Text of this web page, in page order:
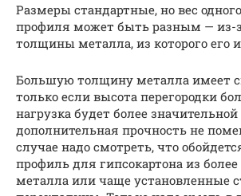
Размеры стандартные, но вес
профиля может быть разным — из-
толщины металла, из которого его
Большую толщину металла имеет
только если высота перегородки
нагрузка будет более
дополнительная прочность не
случае надо смотреть, что
профиль для гипсокартона из более
металла или чаще установленные